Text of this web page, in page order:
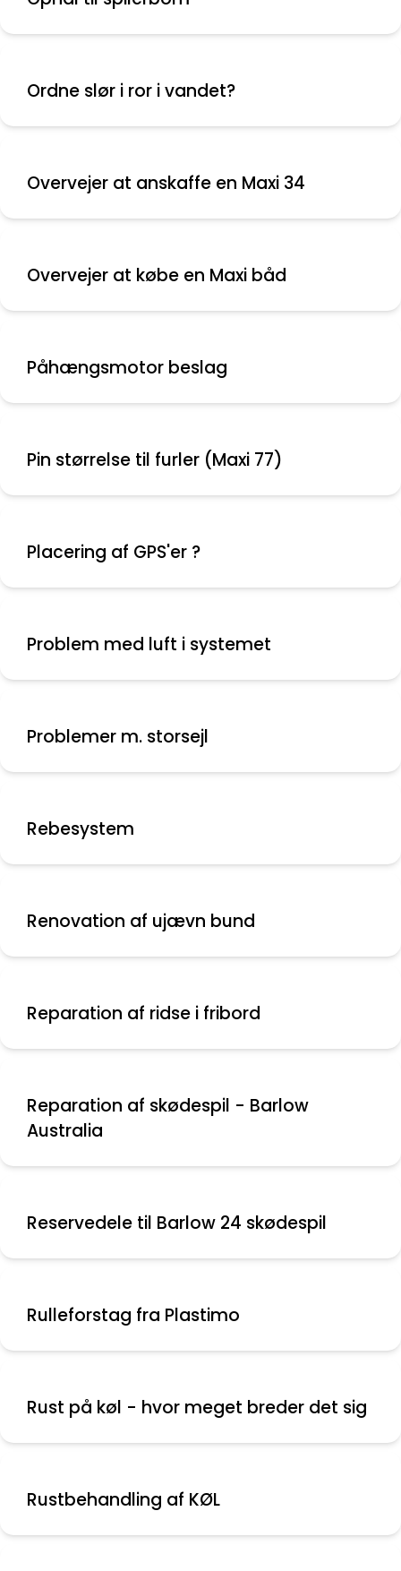
Ordne slør i ror i vandet?
Overvejer at anskaffe en Maxi 34
Overvejer at købe en Maxi båd
Påhængsmotor beslag
Pin størrelse til furler (Maxi 77)
Placering af GPS'er ?
Problem med luft i systemet
Problemer m. storsejl
Rebesystem
Renovation af ujævn bund
Reparation af ridse i fribord
Reparation af skødespil - Barlow
Australia
Reservedele til Barlow 24 skødespil
Rulleforstag fra Plastimo
Rust på køl - hvor meget breder det sig
Rustbehandling af KØL